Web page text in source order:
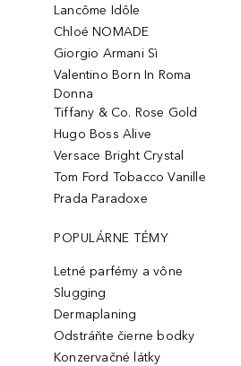
Lancôme Idôle
Chloé NOMADE
Giorgio Armani Sì
Valentino Born In Roma
Donna
Tiffany & Co. Rose Gold
Hugo Boss Alive
Versace Bright Crystal
Tom Ford Tobacco Vanille
Prada Paradoxe
POPULÁRNE TÉMY
Letné parfémy a vône
Slugging
Dermaplaning
Odstráňte čierne bodky
Konzervačné látky